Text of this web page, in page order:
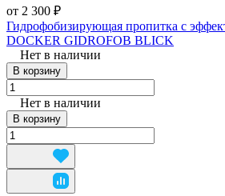
от 2 300 ₽
Гидрофобизирующая пропитка с
DOCKER GIDROFOB BLICK
Нет в наличии
В корзину
Нет в наличии
В корзину